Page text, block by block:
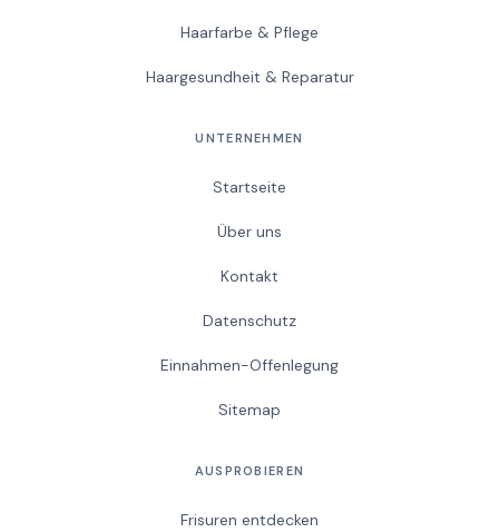
Haarfarbe & Pflege
Haargesundheit & Reparatur
UNTERNEHMEN
Startseite
Über uns
Kontakt
Datenschutz
Einnahmen-Offenlegung
Sitemap
AUSPROBIEREN
Frisuren entdecken